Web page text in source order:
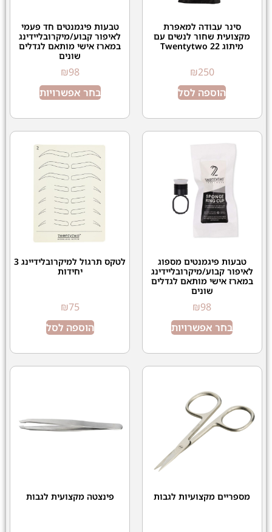
סינר עבודה למאפרת
מקצועית שחור לנשים עם
מיתוג Twentytwo 22
₪250
הוספה לסל
טבעות פיגמנטים חד פעמי
לאיפור קבוע/מיקרובליידינג
במארז אישי מותאם לגדלים
שונים
₪98
בחר אפשרויות
טבעות פיגמנטים מספוג
לאיפור קבוע/מיקרובליידינג
במארז אישי מותאם לגדלים
שונים
₪98
בחר אפשרויות
לטקס תרגול למיקרובלידיינג 3
יחידות
₪75
הוספה לסל
מספריים מקצועיות לגבות פינצטה מקצועית לגבות